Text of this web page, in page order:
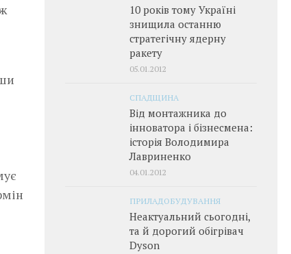
10 років тому Україні
знищила останню
стратегічну ядерну
ракету
05.01.2012
СПАДЩИНА
Від монтажника до
інноватора і бізнесмена:
історія Володимира
Лавриненко
04.01.2012
ПРИЛАДОБУДУВАННЯ
Неактуальний сьогодні,
та й дорогий обігрівач
Dyson